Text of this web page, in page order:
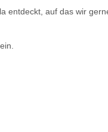
entdeckt, auf das wir